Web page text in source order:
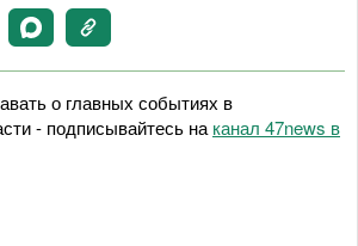
о главных событиях в
- подписывайтесь на канал 47news в